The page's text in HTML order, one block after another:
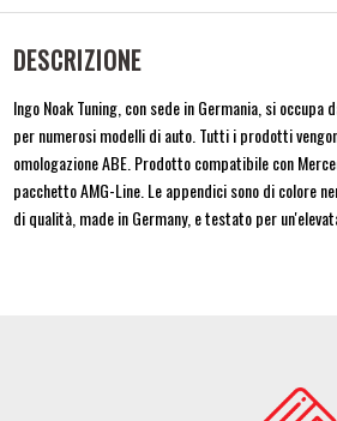
DESCRIZIONE
Ingo Noak Tuning, con sede in Germania, si
per numerosi modelli di auto. Tutti i prodotti
omologazione ABE. Prodotto compatibile con
pacchetto AMG-Line. Le appendici sono di colore
di qualità, made in Germany, e testato per
Image